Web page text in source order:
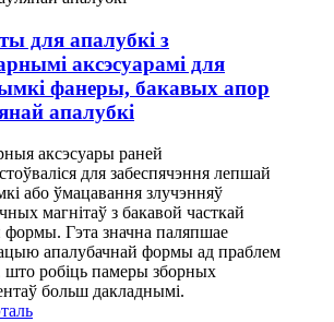
для апалубкі з
аксэсуарамі для
фанеры, бакавых апор
апалубкі
аксэсуары раней
для забеспячэння лепшай
або ўмацавання злучэнняў
магнітаў з бакавой часткай
формы. Гэта значна паляпшае
апалубачнай формы ад праблем
што робіць памеры зборных
больш дакладнымі.